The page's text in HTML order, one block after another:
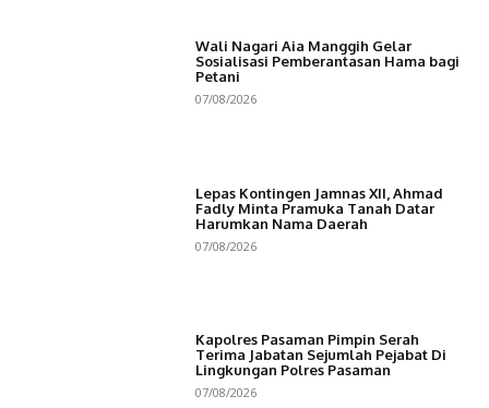
Wali Nagari Aia Manggih Gelar
Sosialisasi Pemberantasan Hama bagi
Petani
07/08/2026
Lepas Kontingen Jamnas XII, Ahmad
Fadly Minta Pramuka Tanah Datar
Harumkan Nama Daerah
07/08/2026
Kapolres Pasaman Pimpin Serah
Terima Jabatan Sejumlah Pejabat Di
Lingkungan Polres Pasaman
07/08/2026